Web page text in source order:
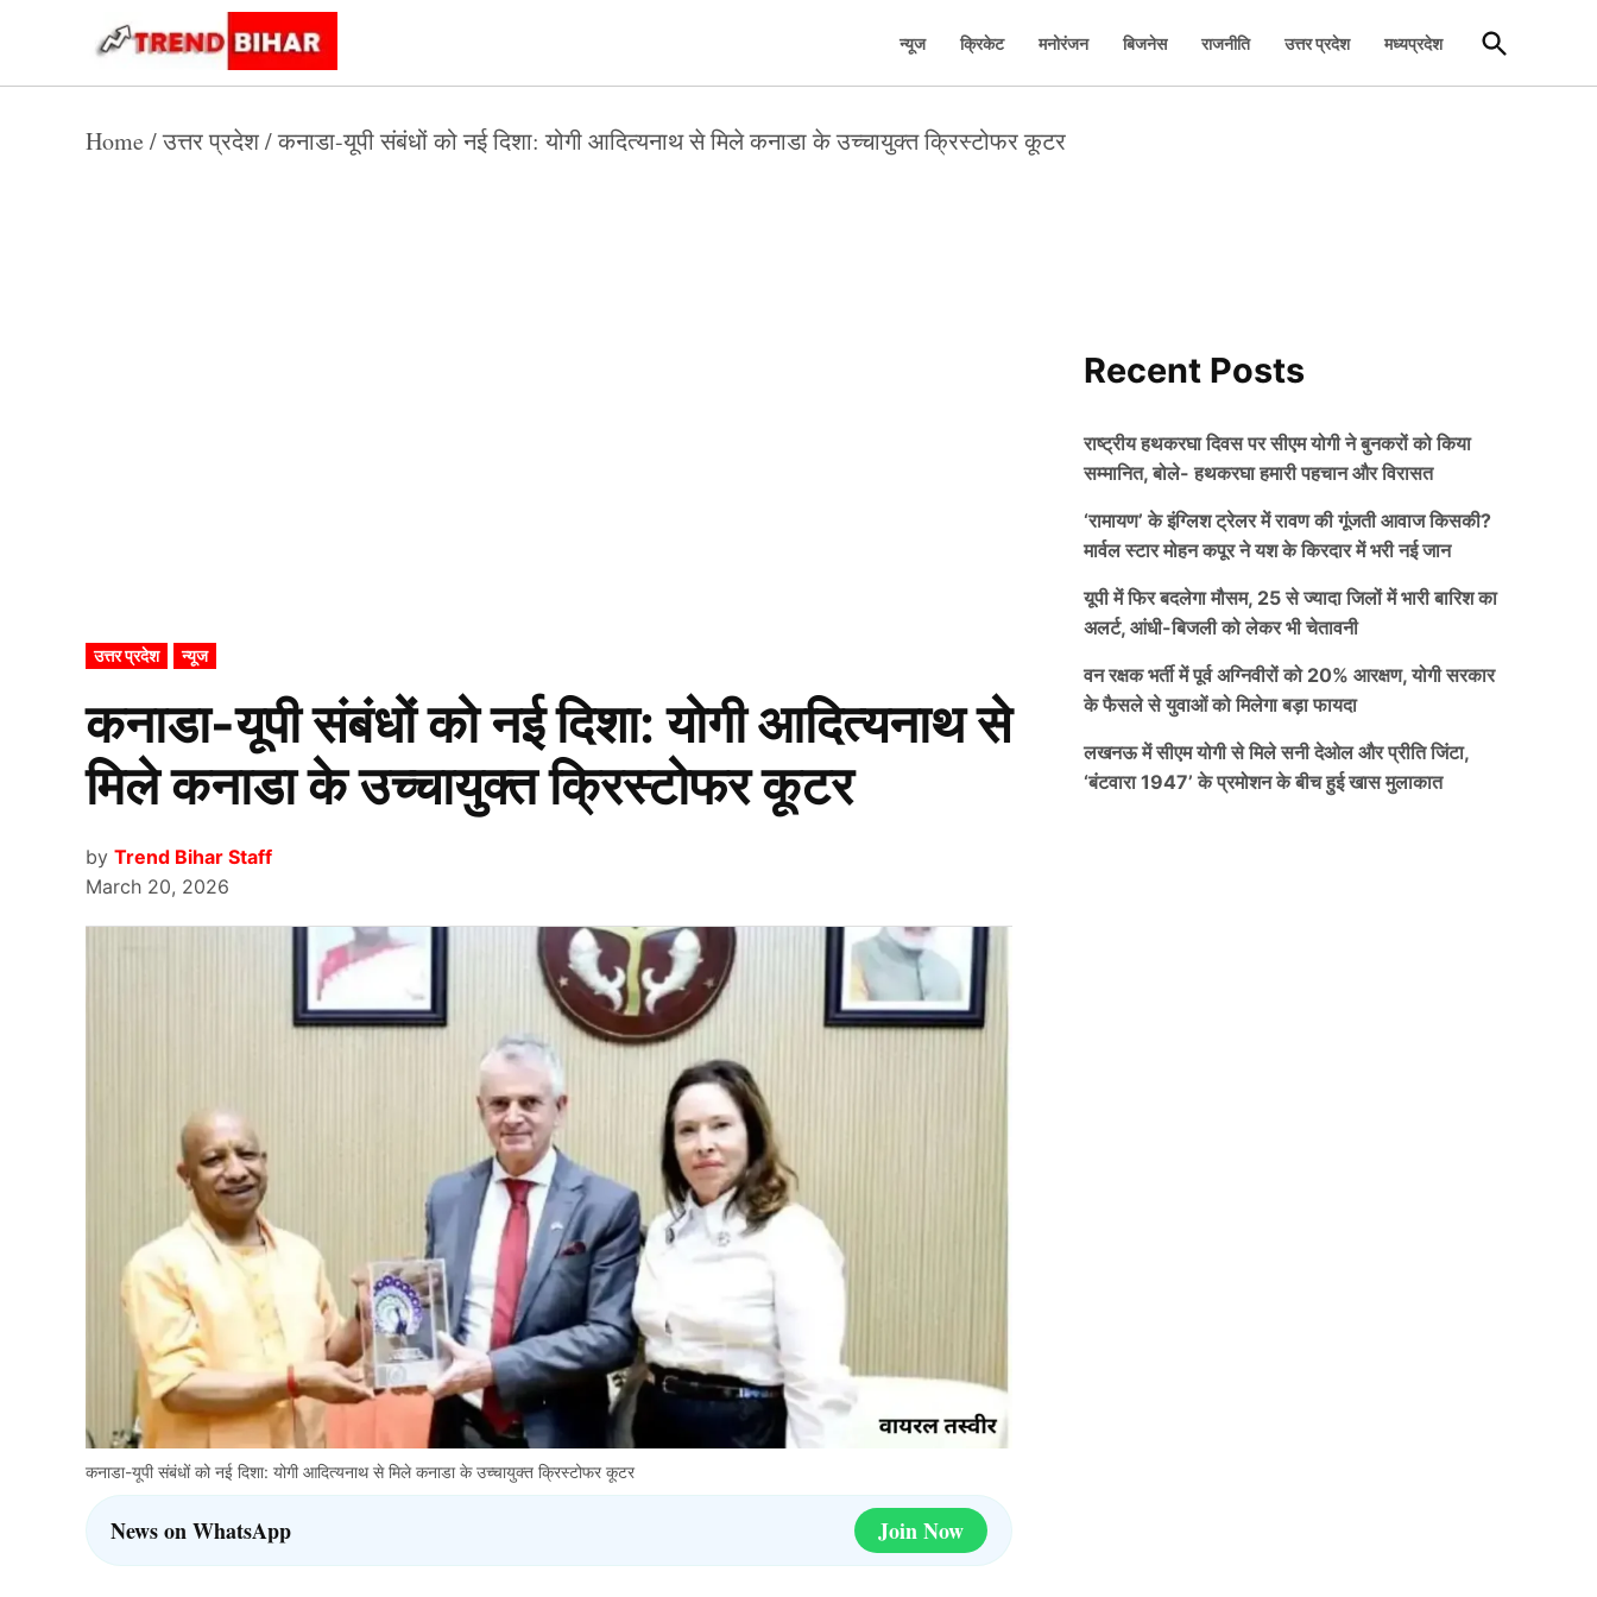
content
Bihar
न्यूज क्रिकेट मनोरंजन बिजनेस राजनीति उत्तर प्रदेश मध्यप्रदेश
Open
Search
Home /उत्तर प्रदेश/कनाडा-यूपी संबंधों को नई दिशा: योगी आदित्यनाथ से मिले कनाडा के उच्चायुक्त क्रिस्टोफर कूटर
POSTED
IN
उत्तर प्रदेश न्यूज
कनाडा-यूपी संबंधों को नई दिशा: योगी आदित्यनाथ से
मिले कनाडा के उच्चायुक्त क्रिस्टोफर कूटर
by Trend Bihar Staff
March 20, 2026
कनाडा-यूपी संबंधों को नई दिशा: योगी आदित्यनाथ से मिले कनाडा के उच्चायुक्त क्रिस्टोफर कूटर
News on WhatsApp Join Now
Recent Posts
राष्ट्रीय हथकरघा दिवस पर सीएम योगी ने बुनकरों को किया
सम्मानित, बोले- हथकरघा हमारी पहचान और विरासत
‘रामायण’ के इंग्लिश ट्रेलर में रावण की गूंजती आवाज किसकी?
मार्वल स्टार मोहन कपूर ने यश के किरदार में भरी नई जान
यूपी में फिर बदलेगा मौसम, 25 से ज्यादा जिलों में भारी बारिश का
अलर्ट, आंधी-बिजली को लेकर भी चेतावनी
वन रक्षक भर्ती में पूर्व अग्निवीरों को 20% आरक्षण, योगी सरकार
के फैसले से युवाओं को मिलेगा बड़ा फायदा
लखनऊ में सीएम योगी से मिले सनी देओल और प्रीति जिंटा,
‘बंटवारा 1947’ के प्रमोशन के बीच हुई खास मुलाकात